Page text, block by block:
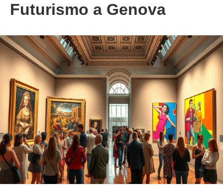
Futurismo a Genova